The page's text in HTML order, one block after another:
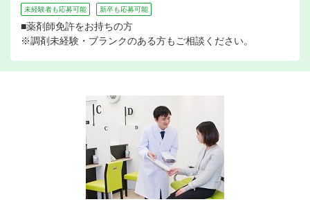
未経験者も応募可能 新卒も応募可能
■薬剤師免許をお持ちの方
※調剤未経験・ブランクのある方もご相談ください。